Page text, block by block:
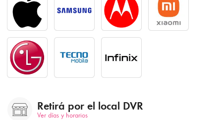
Retirá por el local DVR
Ver días y horarios